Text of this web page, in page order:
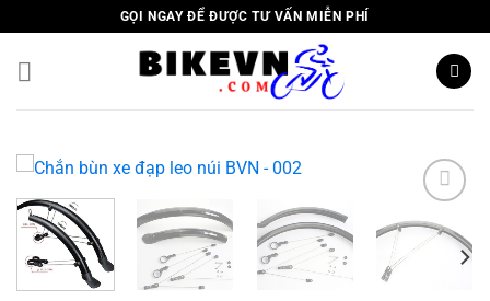
to
content
GỌI NGAY ĐỂ ĐƯỢC TƯ VẤN MIỄN PHÍ
Add to
wishlist